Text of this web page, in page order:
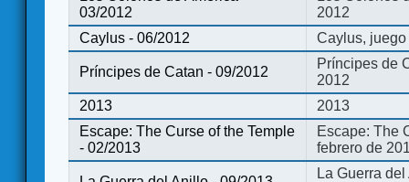
03/2012
2012
Caylus - 06/2012
Caylus,
Príncipes de Catan - 09/2012
Príncipes de
2012
2013
2013
Escape: The Curse of the Temple
- 02/2013
Escape: The
febrero de
La Guerra